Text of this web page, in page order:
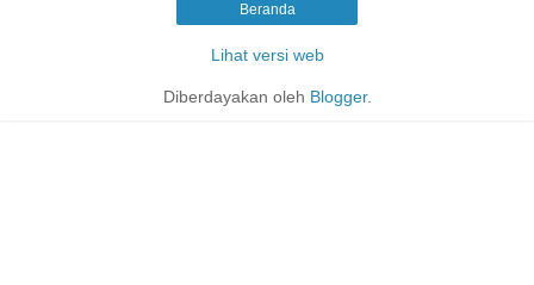
Beranda
Lihat versi web
Diberdayakan oleh Blogger.